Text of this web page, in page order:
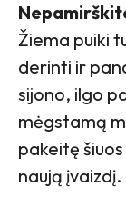
Žiema puiki
derinti ir
sijono, ilgo
mėgstamą
pakeitę
naują įvaizdį.